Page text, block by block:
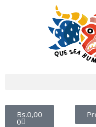
Bs.0,00
0